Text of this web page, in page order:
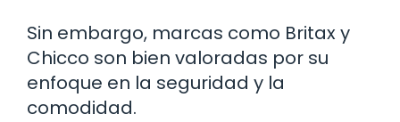
Sin embargo, marcas como Britax y
Chicco son bien valoradas por su
enfoque en la seguridad y la
comodidad.